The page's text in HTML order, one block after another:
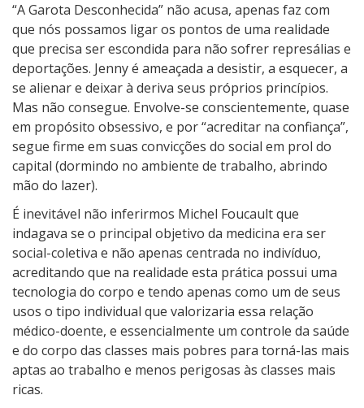
“A Garota Desconhecida” não acusa, apenas faz com
que nós possamos ligar os pontos de uma realidade
que precisa ser escondida para não sofrer represálias e
deportações. Jenny é ameaçada a desistir, a esquecer, a
se alienar e deixar à deriva seus próprios princípios.
Mas não consegue. Envolve-se conscientemente, quase
em propósito obsessivo, e por “acreditar na confiança”,
segue firme em suas convicções do social em prol do
capital (dormindo no ambiente de trabalho, abrindo
mão do lazer).
É inevitável não inferirmos Michel Foucault que
indagava se o principal objetivo da medicina era ser
social-coletiva e não apenas centrada no indivíduo,
acreditando que na realidade esta prática possui uma
tecnologia do corpo e tendo apenas como um de seus
usos o tipo individual que valorizaria essa relação
médico-doente, e essencialmente um controle da saúde
e do corpo das classes mais pobres para torná-las mais
aptas ao trabalho e menos perigosas às classes mais
ricas.